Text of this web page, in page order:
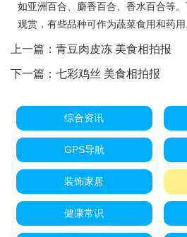
如亚洲百合、麝香百合、香水百合等
观赏，有些品种可作为蔬菜食用和药用
上一篇： 青豆肉皮冻 美食相拍报
下一篇： 七彩鸡丝 美食相拍报
综合资讯
GPS导航
装饰家居
健康常识